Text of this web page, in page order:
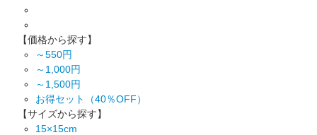
【価格から探す】
～550円
～1,000円
～1,500円
お得セット（40％OFF）
【サイズから探す】
15×15cm